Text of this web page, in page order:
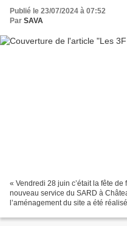
Publié le 23/07/2024 à 07:52
Par SAVA
« Vendredi 28 juin c’était la fête
nouveau service du SARD à
l’aménagement du site a été